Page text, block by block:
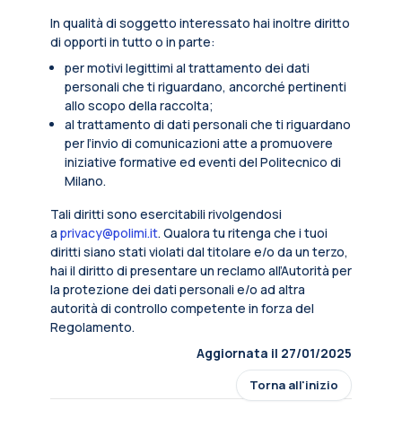
In qualità di soggetto interessato hai inoltre diritto
di opporti in tutto o in parte:
per motivi legittimi al trattamento dei dati
personali che ti riguardano, ancorché pertinenti
allo scopo della raccolta;
al trattamento di dati personali che ti riguardano
per l’invio di comunicazioni atte a promuovere
iniziative formative ed eventi del Politecnico di
Milano.
Tali diritti sono esercitabili rivolgendosi
a privacy@polimi.it. Qualora tu ritenga che i tuoi
diritti siano stati violati dal titolare e/o da un terzo,
hai il diritto di presentare un reclamo all’Autorità per
la protezione dei dati personali e/o ad altra
autorità di controllo competente in forza del
Regolamento.
Aggiornata il 27/01/2025
Torna all'inizio